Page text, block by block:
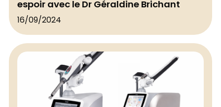
espoir avec le Dr Géraldine Brichant
16/09/2024